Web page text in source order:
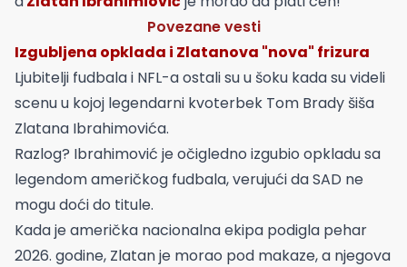
Povezane vesti
Izgubljena opklada i Zlatanova "nova" frizura
Ljubitelji fudbala i NFL-a ostali su u šoku kada su videli
scenu u kojoj legendarni kvoterbek Tom Brady šiša
Zlatana Ibrahimovića.
Razlog? Ibrahimović je očigledno izgubio opkladu sa
legendom američkog fudbala, verujući da SAD ne
mogu doći do titule.
Kada je američka nacionalna ekipa podigla pehar
2026. godine, Zlatan je morao pod makaze, a njegova